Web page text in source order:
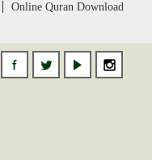
Online Quran Download